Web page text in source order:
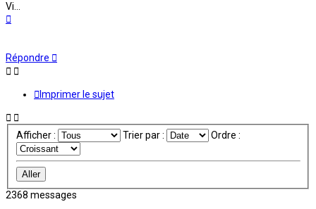
Vi...
Répondre
Imprimer le sujet
Afficher : Trier par : Ordre :
2368 messages